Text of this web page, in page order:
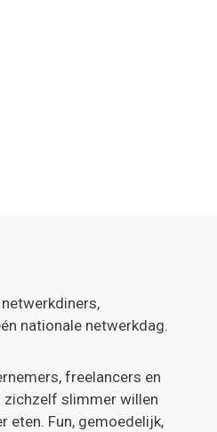
nationale netwerkdag.
freelancers en
zichzelf slimmer willen
eten. Fun, gemoedelijk,